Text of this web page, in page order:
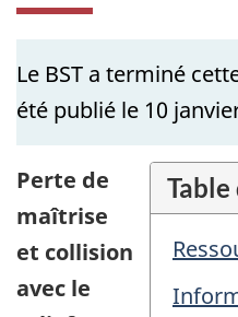
Le BST a terminé
été publié le 10
Perte de
maîtrise
et collision
avec le